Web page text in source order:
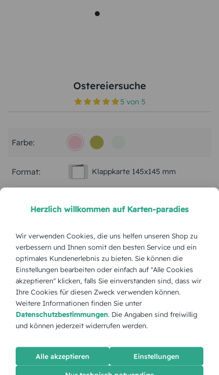
Ostereiersuche
5 von 5
Farbe:
Format: Klappkarte 145x145 mm
Stückpreis: 2,60 €
Gesamtpreis: 65,00 € Inkl. MwSt. zzgl. Versand
Spätester VersandterminDienstag,
jetzt gestalten
Herzlich willkommen auf Karten-paradies
Wir verwenden Cookies, die uns helfen unseren Shop zu
verbessern und Ihnen somit den besten Service und ein
optimales Kundenerlebnis zu bieten. Sie können die
Einstellungen bearbeiten oder einfach auf "Alle Cookies
akzeptieren" klicken, falls Sie einverstanden sind, dass wir
Ihre Cookies für diesen Zweck verwenden können.
Weitere Informationen finden Sie unter
Datenschutzbestimmungen. Die Angaben sind freiwillig
und können jederzeit widerrufen werden.
Alle akzeptieren Einstellungen